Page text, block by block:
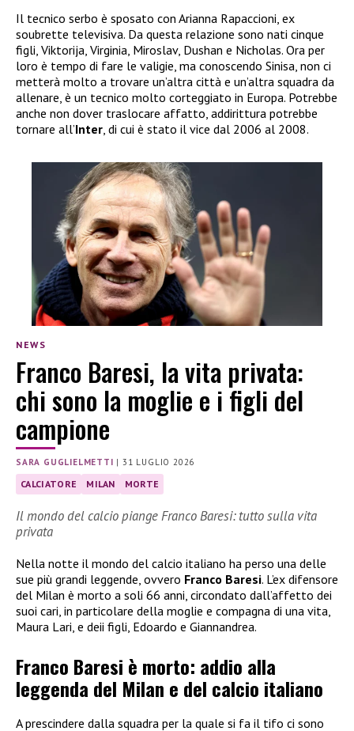
Il tecnico serbo è sposato con Arianna Rapaccioni, ex
soubrette televisiva. Da questa relazione sono nati cinque
figli, Viktorija, Virginia, Miroslav, Dushan e Nicholas. Ora per
loro è tempo di fare le valigie, ma conoscendo Sinisa, non ci
metterà molto a trovare un’altra città e un’altra squadra da
allenare, è un tecnico molto corteggiato in Europa. Potrebbe
anche non dover traslocare affatto, addirittura potrebbe
tornare all’Inter , di cui è stato il vice dal 2006 al 2008.
NEWS
Franco Baresi, la vita privata:
chi sono la moglie e i figli del
campione
SARA GUGLIELMETTI |31 LUGLIO 2026
CALCIATORE MILAN MORTE
Il mondo del calcio piange Franco Baresi: tutto sulla vita
privata
Nella notte il mondo del calcio italiano ha perso una delle
sue più grandi leggende, ovvero Franco Baresi. L’ex difensore
del Milan è morto a soli 66 anni, circondato dall’affetto dei
suoi cari, in particolare della moglie e compagna di una vita,
Maura Lari, e deii figli, Edoardo e Giannandrea.
Franco Baresi è morto: addio alla
leggenda del Milan e del calcio italiano
A prescindere dalla squadra per la quale si fa il tifo ci sono